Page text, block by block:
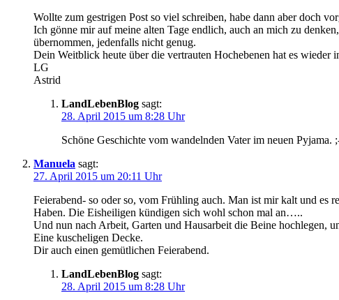
Wollte zum gestrigen Post so viel schreiben, habe dann aber doch
Ich gönne mir auf meine alten Tage endlich, auch an mich zu
übernommen, jedenfalls nicht genug.
Dein Weitblick heute über die vertrauten Hochebenen hat es wieder
LG
Astrid
LandLebenBlog sagt:
28. April 2015 um 8:28 Uhr
Schöne Geschichte vom wandelnden Vater im neuen Pyjama.
Manuela sagt:
27. April 2015 um 20:11 Uhr
Feierabend- so oder so, vom Frühling auch. Man ist mir kalt und es
Haben. Die Eisheiligen kündigen sich wohl schon mal an…..
Und nun nach Arbeit, Garten und Hausarbeit die Beine hochlegen,
Eine kuscheligen Decke.
Dir auch einen gemütlichen Feierabend.
LandLebenBlog sagt:
28. April 2015 um 8:28 Uhr